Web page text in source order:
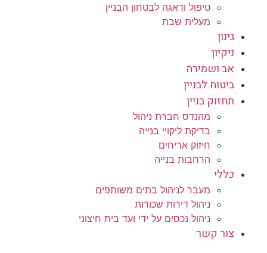
טיפול ודאגה לבטחון הבניין
מעלית שבת
גינון
ניקיון
אב ושמירה
ביטוח לבניין
תחזוק בניין
מהנדס חברת ניהול
בדיקת ליקויי בנייה
חיזוק אריחים
הרחבות בנייה
כללי
מעבר לניהול בתים משותפים
ניהול דירות שכורות
ניהול נכסים על ידי ועד בית חיצוני
צור קשר